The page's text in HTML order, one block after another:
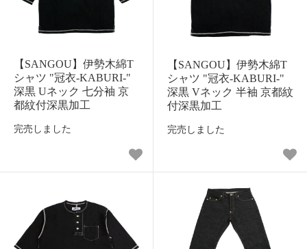
【SANGOU】伊勢木綿T
シャツ "冠衣-KABURI-"
深黒 Uネック 七分袖 京
都紋付深黒加工
完売しました
【SANGOU】伊勢木綿T
シャツ "冠衣-KABURI-"
深黒 Vネック 半袖 京都紋
付深黒加工
完売しました